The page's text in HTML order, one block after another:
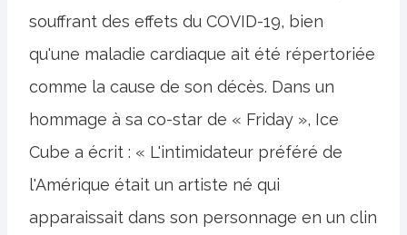
souffrant des effets du COVID-19, bien
qu'une maladie cardiaque ait été répertoriée
comme la cause de son décès. Dans un
hommage à sa co-star de « Friday », Ice
Cube a écrit : « L'intimidateur préféré de
l'Amérique était un artiste né qui
apparaissait dans son personnage en un clin